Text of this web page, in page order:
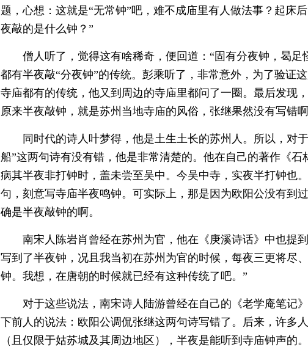
题，心想：这就是“无常钟”吧，难不成庙里有人做法事？起床
夜敲的是什么钟？”
僧人听了，觉得这有啥稀奇，便回道：“固有分夜钟，曷
都有半夜敲“分夜钟”的传统。彭乘听了，非常意外，为了验证
寺庙都有的传统，他又到周边的寺庙里都问了一圈。最后发现
原来半夜敲钟，就是苏州当地寺庙的风俗，张继果然没有写错啊
同时代的诗人叶梦得，他是土生土长的苏州人。所以，对
船”这两句诗有没有错，他是非常清楚的。他在自己的著作《
病其半夜非打钟时，盖未尝至吴中。今吴中寺，实夜半打钟也
句，刻意写寺庙半夜鸣钟。可实际上，那是因为欧阳公没有到
确是半夜敲钟的啊。
南宋人陈岩肖曾经在苏州为官，他在《庚溪诗话》中也提
写到了半夜钟，况且我当初在苏州为官的时候，每夜三更将尽
钟。我想，在唐朝的时候就已经有这种传统了吧。”
对于这些说法，南宋诗人陆游曾经在自己的《老学庵笔记
下前人的说法：欧阳公调侃张继这两句诗写错了。后来，许多
（且仅限于姑苏城及其周边地区），半夜是能听到寺庙钟声的。